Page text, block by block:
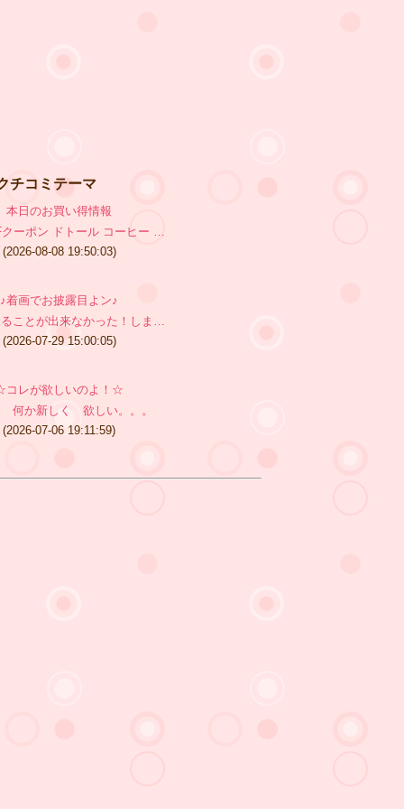
チコミテーマ
本日のお買い得情報
クーポン ドトール コーヒー …
(2026-08-08 19:50:03)
♪着画でお披露目よン♪
ことが出来なかった！しま…
(2026-07-29 15:00:05)
コレが欲しいのよ！☆
何か新しく 欲しい。。。
(2026-07-06 19:11:59)